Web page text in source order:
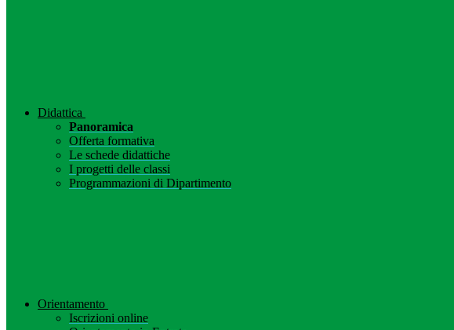
Didattica
Panoramica
Offerta formativa
Le schede didattiche
I progetti delle classi
Programmazioni di Dipartimento
Orientamento
Iscrizioni online